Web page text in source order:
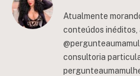
Atualmente
conteúdos inéditos,
consultoria